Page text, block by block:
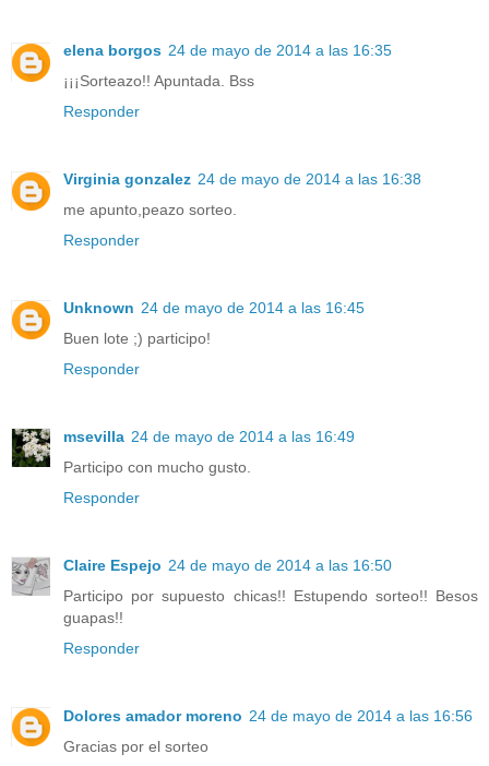
elena borgos 24 de mayo de 2014 a las 16:35
¡¡¡Sorteazo!! Apuntada. Bss
Responder
Virginia gonzalez 24 de mayo de 2014 a las 16:38
me apunto,peazo sorteo.
Responder
Unknown 24 de mayo de 2014 a las 16:45
Buen lote ;) participo!
Responder
msevilla 24 de mayo de 2014 a las 16:49
Participo con mucho gusto.
Responder
Claire Espejo 24 de mayo de 2014 a las 16:50
Participo por supuesto chicas!! Estupendo sorteo!! Besos
guapas!!
Responder
Dolores amador moreno 24 de mayo de 2014 a las 16:56
Gracias por el sorteo